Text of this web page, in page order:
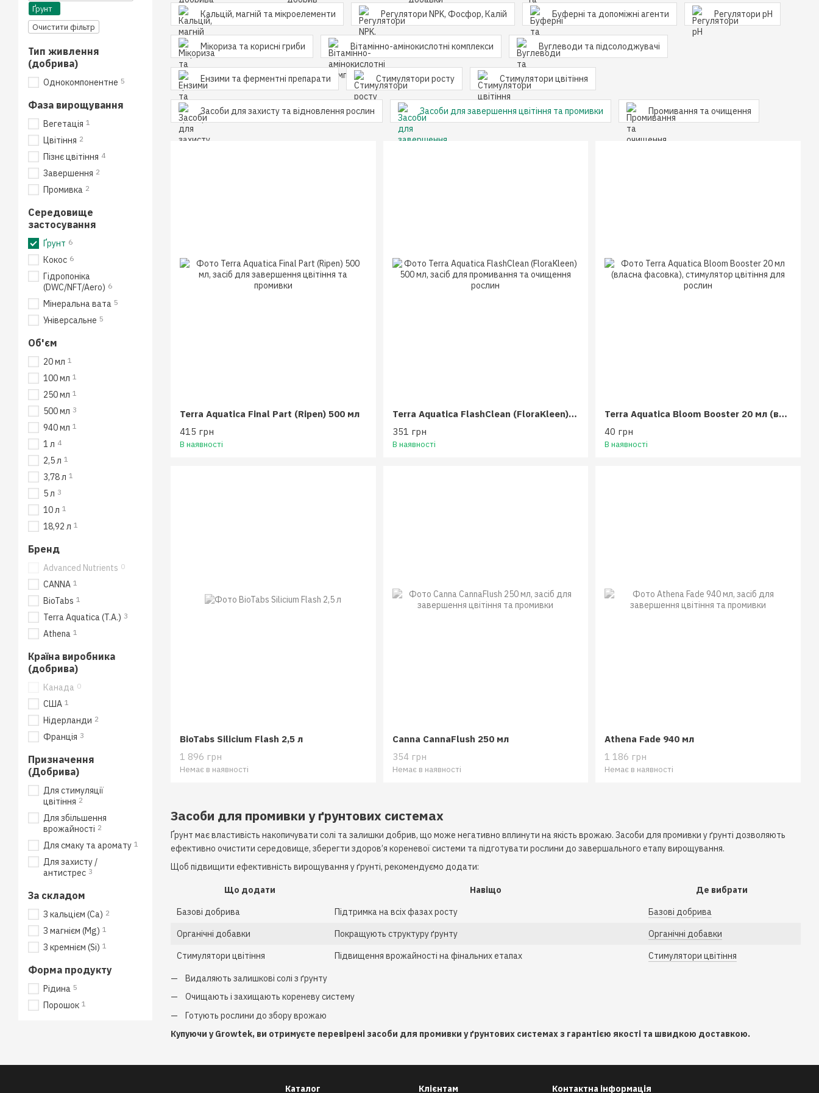
Кальцій, магній та мікроелементи Регулятори NPK, Фосфор, Калій Буферні та допоміжні агенти Регулятори pH
Мікориза та корисні гриби Вітамінно-амінокислотні комплекси Вуглеводи та підсолоджувачі
Ензими та ферментні препарати Стимулятори росту Стимулятори цвітіння
Засоби для захисту та відновлення рослин Засоби для завершення цвітіння та промивки Промивання та очищення
Засоби для промивки у ґрунтових системах
Ґрунт має властивість накопичувати солі та залишки добрив, що може негативно вплинути на якість врожаю. Засоби для промивки у ґрунті дозволяють
ефективно очистити середовище, зберегти здоров’я кореневої системи та підготувати рослини до завершального етапу вирощування.
Щоб підвищити ефективність вирощування у ґрунті, рекомендуємо додати:
Що додати Навіщо
Де вибрати
Базові добрива
Підтримка на всіх фазах росту
Базові добрива
Органічні добавки
Покращують структуру ґрунту
Органічні добавки
Стимулятори цвітіння
Підвищення врожайності на фінальних етапах Стимулятори цвітіння
Видаляють залишкові солі з ґрунту
Очищають і захищають кореневу систему
Готують рослини до збору врожаю
Купуючи у Growtek, ви отримуєте перевірені засоби для промивки у ґрунтових системах з гарантією якості та швидкою доставкою.
Terra Aquatica Final Part (Ripen) 500 мл
415 грн
В наявності
Terra Aquatica FlashClean (FloraKleen) 500 мл
351 грн
В наявності
Terra Aquatica Bloom Booster 20 мл (власна фасовка)
40 грн
В наявності
BioTabs Silicium Flash 2,5 л
1 896 грн
Немає в наявності
Canna CannaFlush 250 мл
354 грн
Немає в наявності
Athena Fade 940 мл
1 186 грн
Немає в наявності
Ґрунт
Очистити фільтр
Тип живлення
(добрива)
Однокомпонентне 5
Фаза вирощування
Вегетація 1
Цвітіння 2
Пізнє цвітіння 4
Завершення 2
Промивка 2
Середовище
застосування
Ґрунт 6
Кокос 6
Гідропоніка
(DWC/NFT/Aero) 6
Мінеральна вата 5
Універсальне 5
Об'єм
20 мл 1
100 мл 1
250 мл 1
500 мл 3
940 мл 1
1 л 4
2,5 л 1
3,78 л 1
5 л 3
10 л 1
18,92 л 1
Бренд
Advanced Nutrients 0
CANNA 1
BioTabs 1
Terra Aquatica (T.A.) 3
Athena 1
Країна виробника
(добрива)
Канада 0
США 1
Нідерланди 2
Франція 3
Призначення
(Добрива)
Для стимуляції
цвітіння 2
Для збільшення
врожайності 2
Для смаку та аромату 1
Для захисту /
антистрес 3
За складом
З кальцієм (Ca) 2
З магнієм (Mg) 1
З кремнієм (Si) 1
Форма продукту
Рідина 5
Порошок 1
Каталог Клієнтам Контактна інформація